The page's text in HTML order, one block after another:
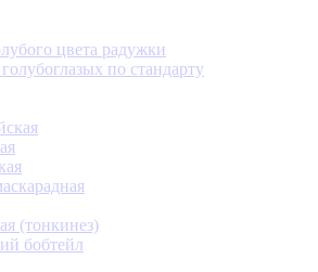
цвета радужки
по стандарту
(тонкинез)
бобтейл